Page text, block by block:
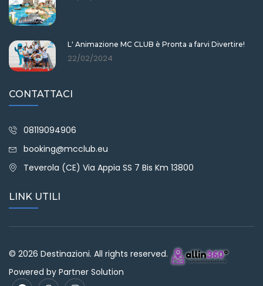
L' Animazione MC CLUB è Pronta a farvi Divertire!
22/02/2024
CONTATTACI
08119094906
booking@mcclub.eu
Teverola (CE) Via Appia SS 7 Bis Km 13800
LINK UTILI
© 2026 Destinazioni. All rights reserved.
Powered by Partner Solution